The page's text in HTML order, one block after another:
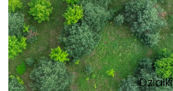
Działki